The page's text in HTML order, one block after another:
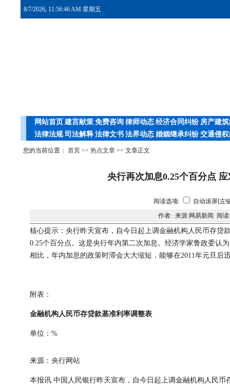
8/7/2026, 11:56:46 AM 星期五
网站首页 建言献策 免费咨询 律师动态 经济合同纠纷 房产建
法律法规 司法解释 法律文书 法界动态 婚姻继承纠纷 交通侵
您的当前位置： 首页 >> 热点文章 >> 文章正文
央行再次加息0.25个百分点
阅读选项:
自动滚屏[左
作者: 来源:网易新闻 阅
核心提示：央行昨天宣布，自今日起上调金融机构人民币存贷
0.25个百分点。这是央行年内第二次加息。经济学家鲁政委认
相比，年内加息的政策时滞会大大缩短，能够在2011年元旦后
附表：
金融机构人民币存贷款基准利率调整表
单位：%
来源：央行网站
本报讯 中国人民银行昨天宣布，自今日起上调金融机构人民